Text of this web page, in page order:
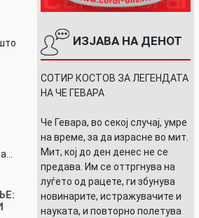
ИЗЈАВА НА ДЕНОТ
СОТИР КОСТОВ ЗА ЛЕГЕНДАТА
НА ЧЕ ГЕВАРА
Че Гевара, во секој случај, умре
на време, за да израсне во мит.
Мит, кој до ден денес не се
предава. Им се оттргнува на
луѓето од рацете, ги збунува
новинарите, истражувачите и
науката, и повторно полетува